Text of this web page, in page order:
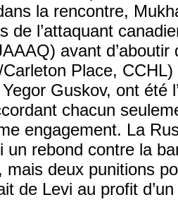
la rencontre,
de l’attaquant
avant
Place,
Guskov, ont été
chacun
engagement. La
un rebond contre la
mais deux punitions
de Levi au profit